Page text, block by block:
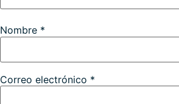
Nombre *
Correo electrónico *